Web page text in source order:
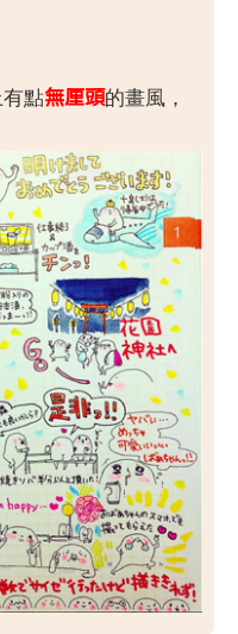
點無厘頭的畫風，